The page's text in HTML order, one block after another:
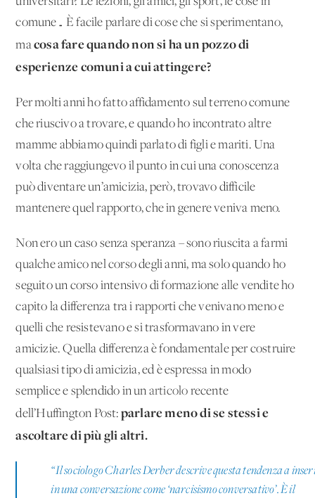
comune… È facile parlare di cose che si sperimentano,
macosa fare quando non si ha un pozzo di
esperienze comuni a cui attingere?
Per molti anni ho fatto affidamento sul terreno comune
che riuscivo a trovare, e quando ho incontrato altre
mamme abbiamo quindi parlato di figli e mariti. Una
volta che raggiungevo il punto in cui una conoscenza
può diventare un’amicizia, però, trovavo difficile
mantenere quel rapporto, che in genere veniva meno.
Non ero un caso senza speranza – sono riuscita a farmi
qualche amico nel corso degli anni, ma solo quando ho
seguito un corso intensivo di formazione alle vendite ho
capito la differenza tra i rapporti che venivano meno e
quelli che resistevano e si trasformavano in vere
amicizie. Quella differenza è fondamentale per costruire
qualsiasi tipo di amicizia, ed è espressa in modo
semplice e splendido in un articolo recente
dell’Huffington Post: parlare meno di se stessi e
ascoltare di più gli altri.
“Il sociologo Charles Derber descrive questa tendenza a
in una conversazione come ‘narcisismo conversativo’. È il